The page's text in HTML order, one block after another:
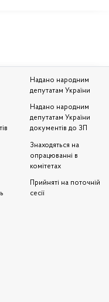
Надано народним
депутатам України
Надано народним
депутатам України
документів до ЗП
Знаходяться на
опрацюванні в
комітетах
Прийняті на поточній
сесії